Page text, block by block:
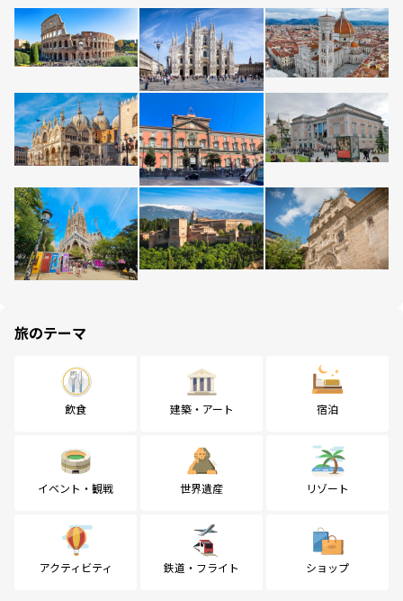
旅のテーマ
飲食 建築・アート 宿泊
イベント・観戦 世界遺産 リゾート
アクティビティ 鉄道・フライト ショップ